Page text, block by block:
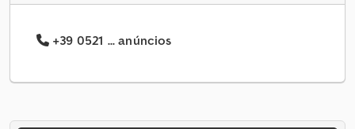
+39 0521 ... anúncios